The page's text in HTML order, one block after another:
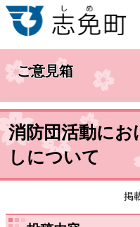
ご意見箱
消防団活動にお
しについて
掲